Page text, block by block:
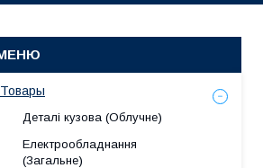
Товары
Деталі кузова (Облучне)
Електрообладнання
(Загальне)